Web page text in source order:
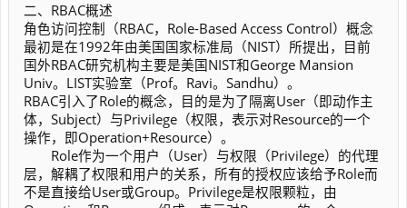
二、RBAC概述
角色访问控制（RBAC，Role-Based Access Control）概念
最初是在1992年由美国国家标准局（NIST）所提出，目前
国外RBAC研究机构主要是美国NIST和George Mansion
Univ。LIST实验室（Prof。Ravi。Sandhu）。
RBAC引入了Role的概念，目的是为了隔离User（即动作主
体，Subject）与Privilege（权限，表示对Resource的一个
操作，即Operation+Resource）。
Role作为一个用户（User）与权限（Privilege）的代理
层，解耦了权限和用户的关系，所有的授权应该给予Role而
不是直接给User或Group。Privilege是权限颗粒，由